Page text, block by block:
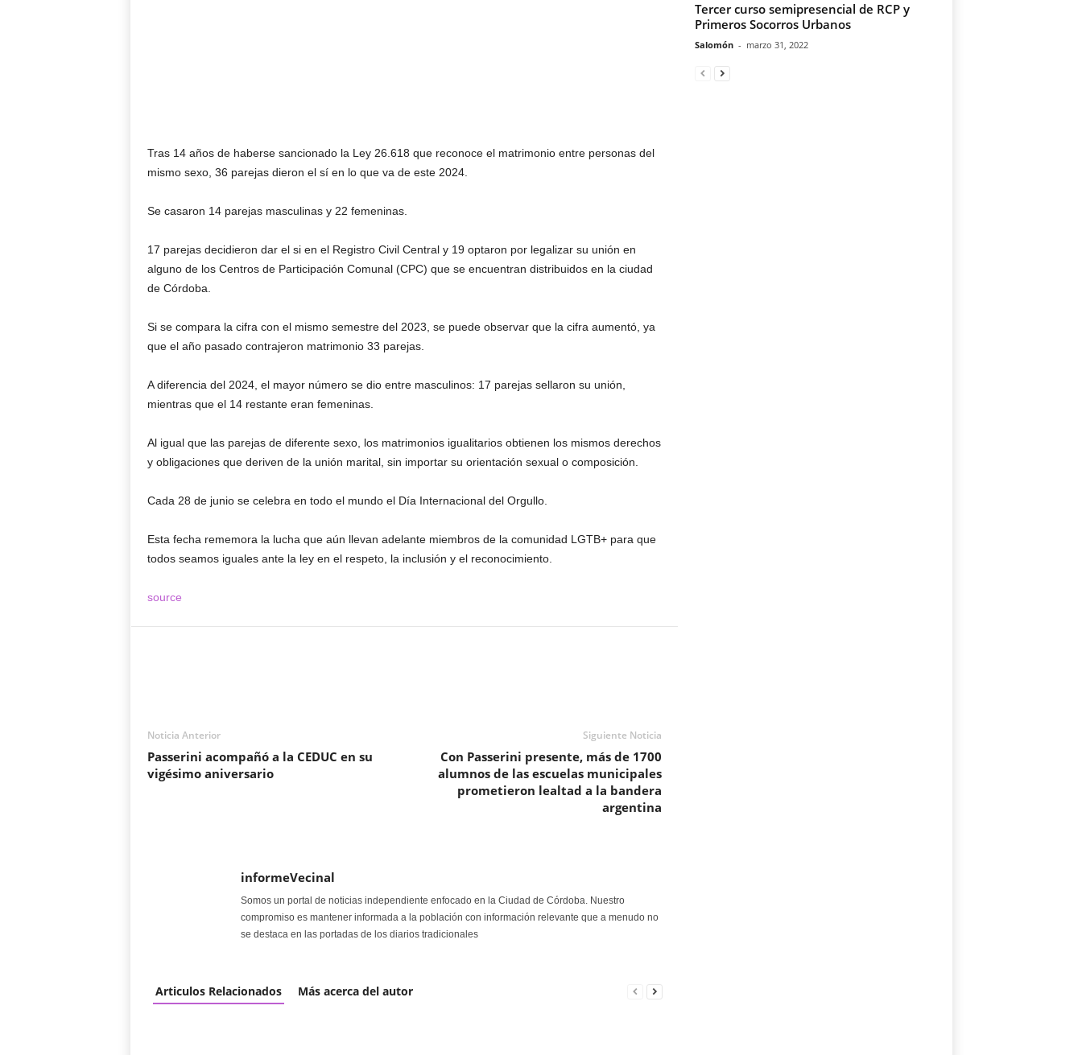
Tras 14 años de haberse sancionado la Ley 26.618 que reconoce el matrimonio entre personas del
mismo sexo, 36 parejas dieron el sí en lo que va de este 2024.
Se casaron 14 parejas masculinas y 22 femeninas.
17 parejas decidieron dar el si en el Registro Civil Central y 19 optaron por legalizar su unión en
alguno de los Centros de Participación Comunal (CPC) que se encuentran distribuidos en la ciudad
de Córdoba.
Si se compara la cifra con el mismo semestre del 2023, se puede observar que la cifra aumentó, ya
que el año pasado contrajeron matrimonio 33 parejas.
A diferencia del 2024, el mayor número se dio entre masculinos: 17 parejas sellaron su unión,
mientras que el 14 restante eran femeninas.
Al igual que las parejas de diferente sexo, los matrimonios igualitarios obtienen los mismos derechos
y obligaciones que deriven de la unión marital, sin importar su orientación sexual o composición.
Cada 28 de junio se celebra en todo el mundo el Día Internacional del Orgullo.
Esta fecha rememora la lucha que aún llevan adelante miembros de la comunidad LGTB+ para que
todos seamos iguales ante la ley en el respeto, la inclusión y el reconocimiento.
source
Noticia Anterior
Passerini acompañó a la CEDUC en su
vigésimo aniversario
Siguiente Noticia
Con Passerini presente, más de 1700
alumnos de las escuelas municipales
prometieron lealtad a la bandera
argentina
informeVecinal
Somos un portal de noticias independiente enfocado en la Ciudad de Córdoba. Nuestro
compromiso es mantener informada a la población con información relevante que a menudo no
se destaca en las portadas de los diarios tradicionales
Articulos Relacionados Más acerca del autor
Tercer curso semipresencial de RCP y
Primeros Socorros Urbanos
Salomón - marzo 31, 2022